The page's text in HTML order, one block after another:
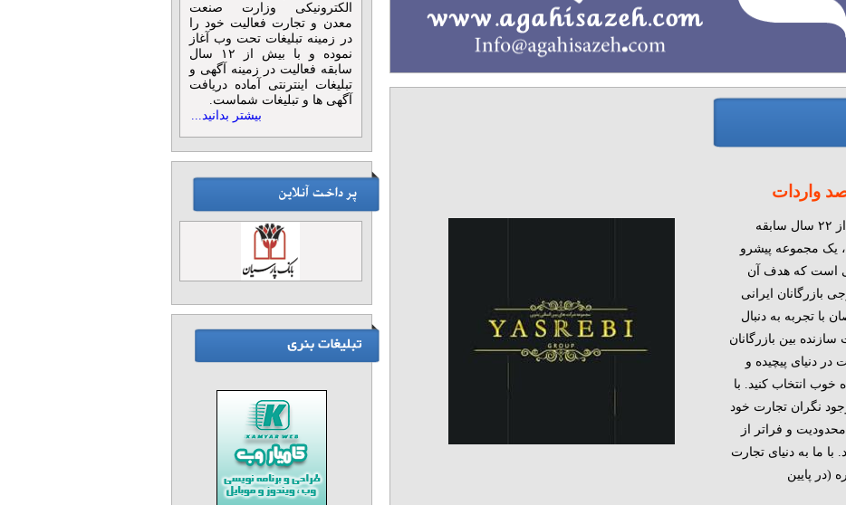
واردات
مجموعه شرکت های یثربی با بیش از ۲۲ سال سابقه
یک مجموعه پیشرو
است که هدف آن
بازرگانان ایرانی
با تجربه به دنبال
بین بازرگانان
دنیای پیچیده و
انتخاب کنید. با
نگران تجارت خود
محدودیت و فراتر از
با ما به دنیای تجارت
(در پایین
الکترونیکی وزارت صنعت
معدن و تجارت فعالیت خود را
در زمینه تبلیغات تحت وب آغاز
نموده و با بیش از ۱۲ سال
سابقه فعالیت در زمینه آگهی و
تبلیغات اینترنتی آماده دریافت
آگهی ها و تبلیغات شماست.
بیشتر بدانید...